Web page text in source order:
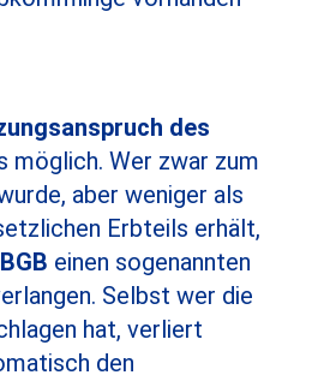
des
möglich. Wer zwar zum
aber weniger als
Erbteils erhält,
einen sogenannten
Selbst wer die
hat, verliert
den